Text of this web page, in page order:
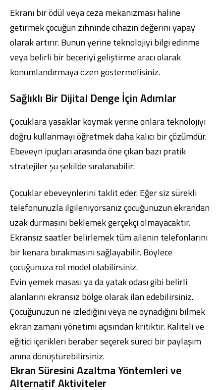
Ekranı bir ödül veya ceza mekanizması haline
getirmek çocuğun zihninde cihazın değerini yapay
olarak artırır. Bunun yerine teknolojiyi bilgi edinme
veya belirli bir beceriyi geliştirme aracı olarak
konumlandırmaya özen göstermelisiniz.
Sağlıklı Bir Dijital Denge İçin Adımlar
Çocuklara yasaklar koymak yerine onlara teknolojiyi
doğru kullanmayı öğretmek daha kalıcı bir çözümdür.
Ebeveyn ipuçları arasında öne çıkan bazı pratik
stratejiler şu şekilde sıralanabilir:
Çocuklar ebeveynlerini taklit eder. Eğer siz sürekli
telefonunuzla ilgileniyorsanız çocuğunuzun ekrandan
uzak durmasını beklemek gerçekçi olmayacaktır.
Ekransız saatler belirlemek tüm ailenin telefonlarını
bir kenara bırakmasını sağlayabilir. Böylece
çocuğunuza rol model olabilirsiniz.
Evin yemek masası ya da yatak odası gibi belirli
alanlarını ekransız bölge olarak ilan edebilirsiniz.
Çocuğunuzun ne izlediğini veya ne oynadığını bilmek
ekran zamanı yönetimi açısından kritiktir. Kaliteli ve
eğitici içerikleri beraber seçerek süreci bir paylaşım
anına dönüştürebilirsiniz.
Ekran Süresini Azaltma Yöntemleri ve
Alternatif Aktiviteler